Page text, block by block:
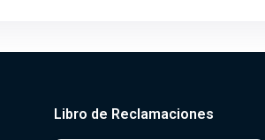
Libro de Reclamaciones